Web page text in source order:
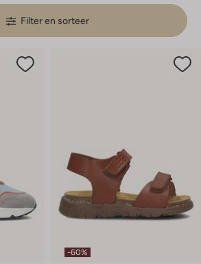
Filter en sorteer
-60%